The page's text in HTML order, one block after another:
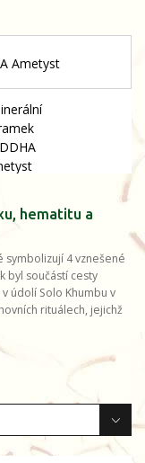
hematitu a
4 vznešené
byl součástí cesty
údolí Solo Khumbu v
rituálech, jejichž